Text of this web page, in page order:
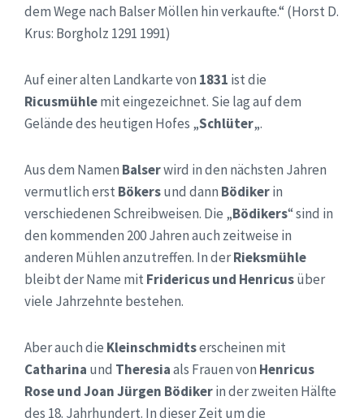
dem Wege nach Balser Möllen hin verkaufte.“ (Horst D.
Krus: Borgholz 1291 1991)
Auf einer alten Landkarte von 1831 ist die
Ricusmühlemit eingezeichnet. Sie lag auf dem
Gelände des heutigen Hofes „Schlüter„.
Aus dem Namen Balserwird in den nächsten Jahren
vermutlich erst Bökersund dann Bödikerin
verschiedenen Schreibweisen. Die „Bödikers“ sind in
den kommenden 200 Jahren auch zeitweise in
anderen Mühlen anzutreffen. In derRieksmühle
bleibt der Name mit Fridericus und Henricusüber
viele Jahrzehnte bestehen.
Aber auch die Kleinschmidtserscheinen mit
Catharina und Theresiaals Frauen von Henricus
Rose und Joan Jürgen Bödikerin der zweiten Hälfte
des 18. Jahrhundert. In dieser Zeit um die